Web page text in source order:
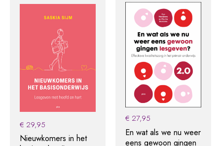
€ 29,95
Nieuwkomers in het
€ 27,95
En wat als we nu weer
eens gewoon gingen